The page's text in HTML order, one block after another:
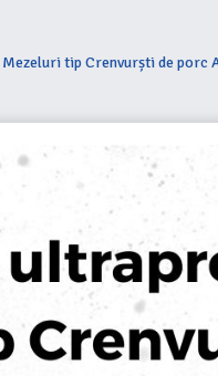
tip Crenvurști de porc